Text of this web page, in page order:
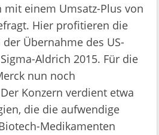
mit einem Umsatz-Plus von
Hier profitieren die
Übernahme des US-
Aldrich 2015. Für die
nun noch
Konzern verdient etwa
die die aufwendige
Medikamenten